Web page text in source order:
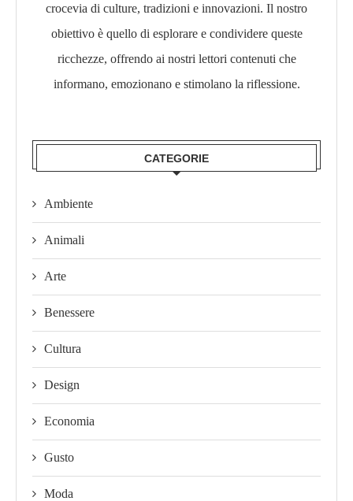
crocevia di culture, tradizioni e innovazioni. Il nostro
obiettivo è quello di esplorare e condividere queste
ricchezze, offrendo ai nostri lettori contenuti che
informano, emozionano e stimolano la riflessione.​
CATEGORIE
Ambiente
Animali
Arte
Benessere
Cultura
Design
Economia
Gusto
Moda